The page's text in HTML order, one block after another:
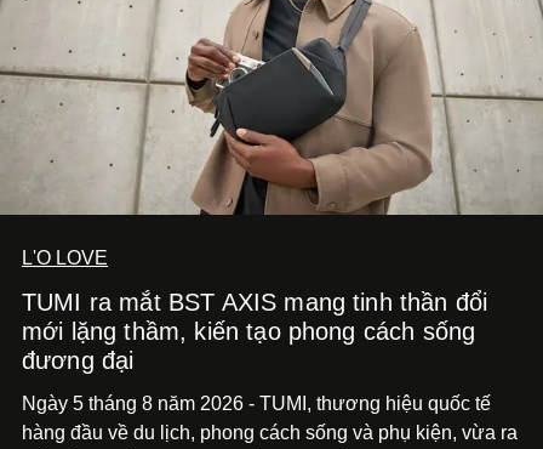
L'O LOVE
TUMI ra mắt BST AXIS mang tinh thần đổi
mới lặng thầm, kiến tạo phong cách sống
đương đại
Ngày 5 tháng 8 năm 2026 - TUMI, thương hiệu quốc tế
hàng đầu về du lịch, phong cách sống và phụ kiện, vừa ra